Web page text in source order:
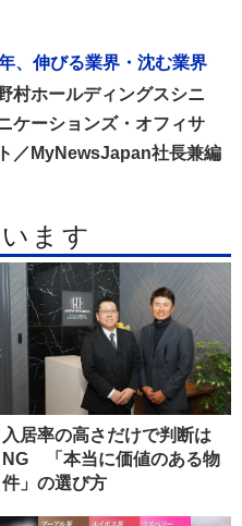
、伸びる業界・沈む業界
村ホールディングスシニ
ケーションズ・オフィサ
／MyNewsJapan社長兼編
ます
入居率の高さだけで判断は
NG 「本当に価値のある物
件」の選び方